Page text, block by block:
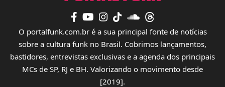
O portalfunk.com.br é a sua principal fonte de notícias
sobre a cultura funk no Brasil. Cobrimos lançamentos,
bastidores, entrevistas exclusivas e a agenda dos principais
MCs de SP, RJ e BH. Valorizando o movimento desde
[2019].